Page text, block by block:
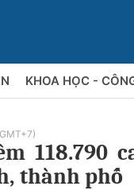
KHOA HỌC -
118.790
thành phố